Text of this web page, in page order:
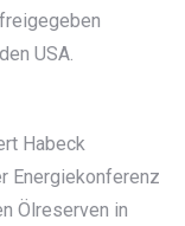
USA.
Habeck
Energiekonferenz
Ölreserven in